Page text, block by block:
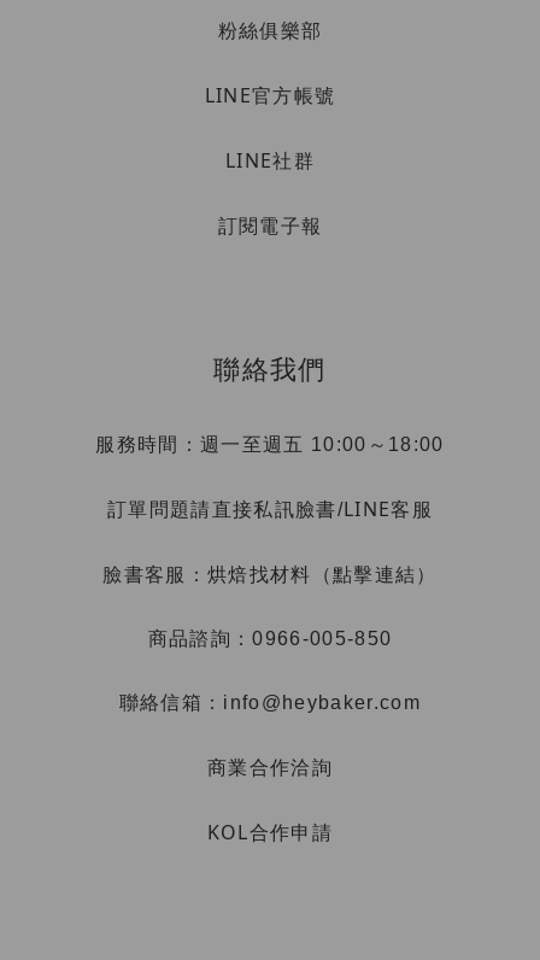
粉絲俱樂部
LINE官方帳號
LINE社群
訂閱電子報
聯絡我們
服務時間：週一至週五 10:00～18:00
訂單問題請直接私訊臉書/LINE客服
臉書客服： 烘焙找材料（點擊連結）
商品諮詢：0966-005-850
聯絡信箱：info@heybaker.com
商業合作洽詢
KOL合作申請